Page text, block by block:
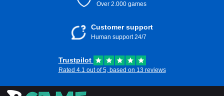
Over 2.000 games
Customer support
Human support 24/7
Trustpilot
Rated 4.1 out of 5, based on 13 reviews